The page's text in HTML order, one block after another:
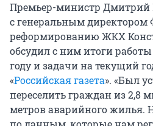
Премьер-министр Дмитрий
с генеральным директором
реформированию ЖКХ
обсудил с ним итоги
году и задачи на текущий
«Российская газета». «Был
переселить граждан из 2,8
метров аварийного жилья.